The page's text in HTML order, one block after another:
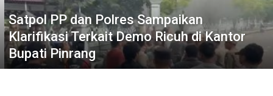
Satpol PP dan Polres Sampaikan
Klarifikasi Terkait Demo Ricuh di Kantor
Bupati Pinrang